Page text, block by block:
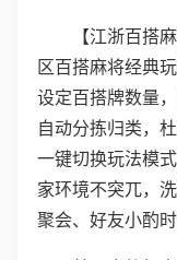
【江浙百搭
区百搭麻将经典
设定百搭牌数量
自动分拣归类，
一键切换玩法模
家环境不突兀，
聚会、好友小酌